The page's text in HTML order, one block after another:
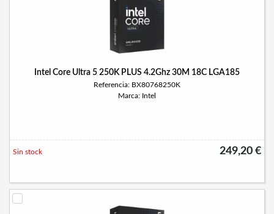
Intel Core Ultra 5 250K PLUS 4.2Ghz 30M 18C LGA185
Referencia: BX80768250K
Marca: Intel
249,20 €
Sin stock